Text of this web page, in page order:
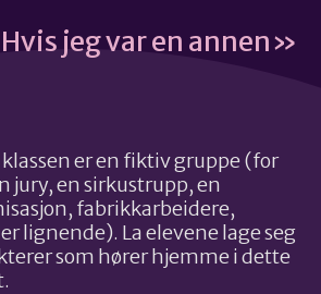
jeg var en annen»
klassen er en fiktiv gruppe (for
jury, en sirkustrupp, en
fabrikkarbeidere,
lignende). La elevene lage seg
som hører hjemme i dette